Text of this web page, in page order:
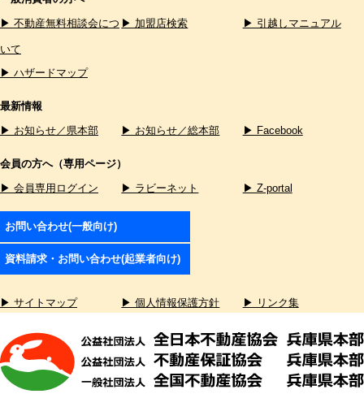
▶ 不動産無料相談会につ
いて
▶ 加盟店検索 ▶ 引越しマニュアル
▶ ハザードマップ
最新情報
▶ お知らせ／県本部
▶ お知らせ／総本部 ▶ Facebook
会員の方へ（専用ページ）
▶ 会員専用ログイン
▶ ラビーネット ▶ Z-portal
お問い合わせ(一般向け)
資料請求・お問い合わせ(起業者向け)
▶ サイトマップ ▶ 個人情報保護方針 ▶ リンク集